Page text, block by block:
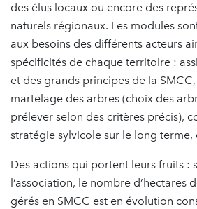
des élus locaux ou encore des
naturels régionaux. Les modules
aux besoins des différents acteurs
spécificités de chaque territoire :
et des grands principes de la
martelage des arbres (choix des
prélever selon des critères précis),
stratégie sylvicole sur le long terme,
Des actions qui portent leurs fruits :
l’association, le nombre d’hectares
gérés en SMCC est en évolution